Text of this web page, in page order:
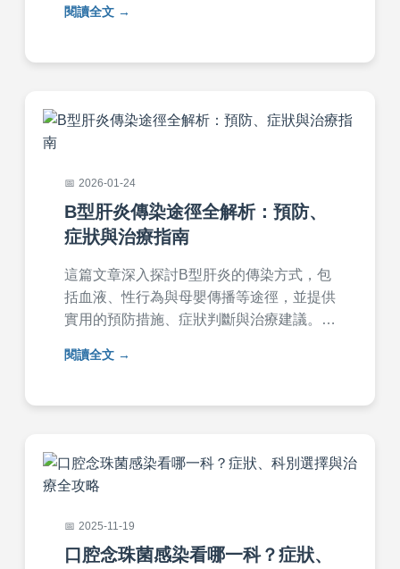
內容基於醫學知識，避免誤導，適合一般讀
閱讀全文
2026-01-24
B型肝炎傳染途徑全解析：預防、
症狀與治療指南
這篇文章深入探討B型肝炎的傳染方式，包
括血液、性行為與母嬰傳播等途徑，並提供
實用的預防措施、症狀判斷與治療建議。內
肝炎傳染的風險，保護自身健康。
閱讀全文
2025-11-19
口腔念珠菌感染看哪一科？症狀、